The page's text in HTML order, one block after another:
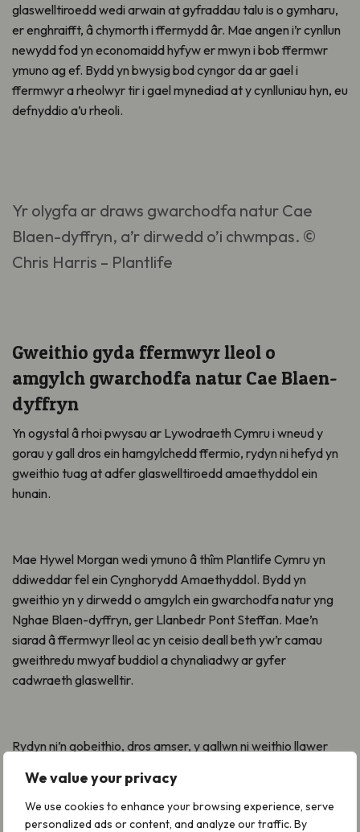
We value your privacy
We use cookies to enhance your browsing experience, serve
personalized ads or content, and analyze our traffic. By
glaswelltiroedd wedi arwain at gyfraddau talu is o gymharu,
er enghraifft, â chymorth i ffermydd âr. Mae angen i’r cynllun
newydd fod yn economaidd hyfyw er mwyn i bob ffermwr
ymuno ag ef. Bydd yn bwysig bod cyngor da ar gael i
ffermwyr a rheolwyr tir i gael mynediad at y cynlluniau hyn, eu
defnyddio a’u rheoli.
Yr olygfa ar draws gwarchodfa natur Cae
Blaen-dyffryn, a’r dirwedd o’i chwmpas. ©
Chris Harris – Plantlife
Gweithio gyda ffermwyr lleol o
amgylch gwarchodfa natur Cae Blaen-
dyffryn
Yn ogystal â rhoi pwysau ar Lywodraeth Cymru i wneud y
gorau y gall dros ein hamgylchedd ffermio, rydyn ni hefyd yn
gweithio tuag at adfer glaswelltiroedd amaethyddol ein
hunain.
Mae Hywel Morgan wedi ymuno â thîm Plantlife Cymru yn
ddiweddar fel ein Cynghorydd Amaethyddol. Bydd yn
gweithio yn y dirwedd o amgylch ein gwarchodfa natur yng
Nghae Blaen-dyffryn, ger Llanbedr Pont Steffan. Mae’n
siarad â ffermwyr lleol ac yn ceisio deall beth yw’r camau
gweithredu mwyaf buddiol a chynaliadwy ar gyfer
cadwraeth glaswelltir.
Rydyn ni’n gobeithio, dros amser, y gallwn ni weithio llawer
am arian ar gyfer adfer glaswelltiroedd yn seiliedig ar y
cyfleoedd rydyn ni’n dod ar eu traws. Mae Hywel yn cyfrannu
gwybodaeth bersonol am ffermio a bydd yn cael